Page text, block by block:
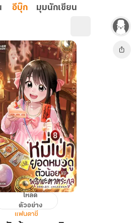
อีบุ๊ก มุมนักเขียน
โหลด
ตัวอย่าง
แฟนตาซี